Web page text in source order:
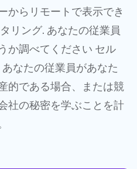
からリモートで表示でき
リング. あなたの従業員
か調べてください セル
なたの従業員があなた
的である場合、または競
社の秘密を学ぶことを計